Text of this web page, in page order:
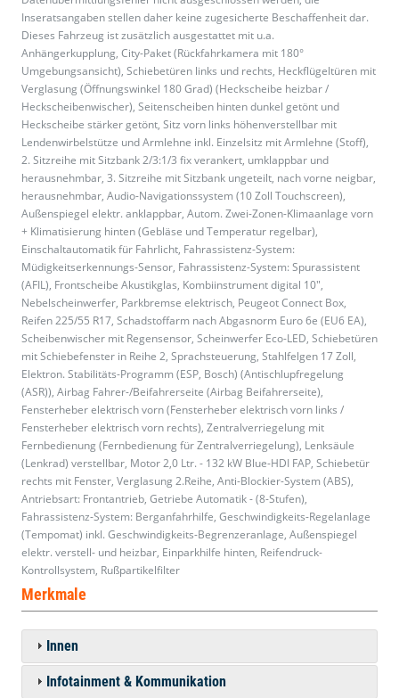
Inseratsangaben stellen daher keine zugesicherte Beschaffenheit dar.
Dieses Fahrzeug ist zusätzlich ausgestattet mit u.a.
Anhängerkupplung, City-Paket (Rückfahrkamera mit 180°
Umgebungsansicht), Schiebetüren links und rechts, Heckflügeltüren mit
Verglasung (Öffnungswinkel 180 Grad) (Heckscheibe heizbar /
Heckscheibenwischer), Seitenscheiben hinten dunkel getönt und
Heckscheibe stärker getönt, Sitz vorn links höhenverstellbar mit
Lendenwirbelstütze und Armlehne inkl. Einzelsitz mit Armlehne (Stoff),
2. Sitzreihe mit Sitzbank 2/3:1/3 fix verankert, umklappbar und
herausnehmbar, 3. Sitzreihe mit Sitzbank ungeteilt, nach vorne neigbar,
herausnehmbar, Audio-Navigationssystem (10 Zoll Touchscreen),
Außenspiegel elektr. anklappbar, Autom. Zwei-Zonen-Klimaanlage vorn
+ Klimatisierung hinten (Gebläse und Temperatur regelbar),
Einschaltautomatik für Fahrlicht, Fahrassistenz-System:
Müdigkeitserkennungs-Sensor, Fahrassistenz-System: Spurassistent
(AFIL), Frontscheibe Akustikglas, Kombiinstrument digital 10",
Nebelscheinwerfer, Parkbremse elektrisch, Peugeot Connect Box,
Reifen 225/55 R17, Schadstoffarm nach Abgasnorm Euro 6e (EU6 EA),
Scheibenwischer mit Regensensor, Scheinwerfer Eco-LED, Schiebetüren
mit Schiebefenster in Reihe 2, Sprachsteuerung, Stahlfelgen 17 Zoll,
Elektron. Stabilitäts-Programm (ESP, Bosch) (Antischlupfregelung
(ASR)), Airbag Fahrer-/Beifahrerseite (Airbag Beifahrerseite),
Fensterheber elektrisch vorn (Fensterheber elektrisch vorn links /
Fensterheber elektrisch vorn rechts), Zentralverriegelung mit
Fernbedienung (Fernbedienung für Zentralverriegelung), Lenksäule
(Lenkrad) verstellbar, Motor 2,0 Ltr. - 132 kW Blue-HDI FAP, Schiebetür
rechts mit Fenster, Verglasung 2.Reihe, Anti-Blockier-System (ABS),
Antriebsart: Frontantrieb, Getriebe Automatik - (8-Stufen),
Fahrassistenz-System: Berganfahrhilfe, Geschwindigkeits-Regelanlage
(Tempomat) inkl. Geschwindigkeits-Begrenzeranlage, Außenspiegel
elektr. verstell- und heizbar, Einparkhilfe hinten, Reifendruck-
Kontrollsystem, Rußpartikelfilter
Merkmale
Innen
Infotainment & Kommunikation